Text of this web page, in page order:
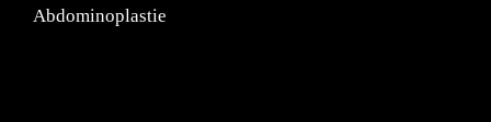
Abdominoplastie